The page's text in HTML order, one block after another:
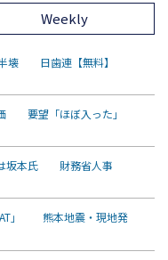
Weekly
壊 日歯連【無料】
要望「ほぼ入った」
は坂本氏 財務省人事
」 熊本地震・現地発